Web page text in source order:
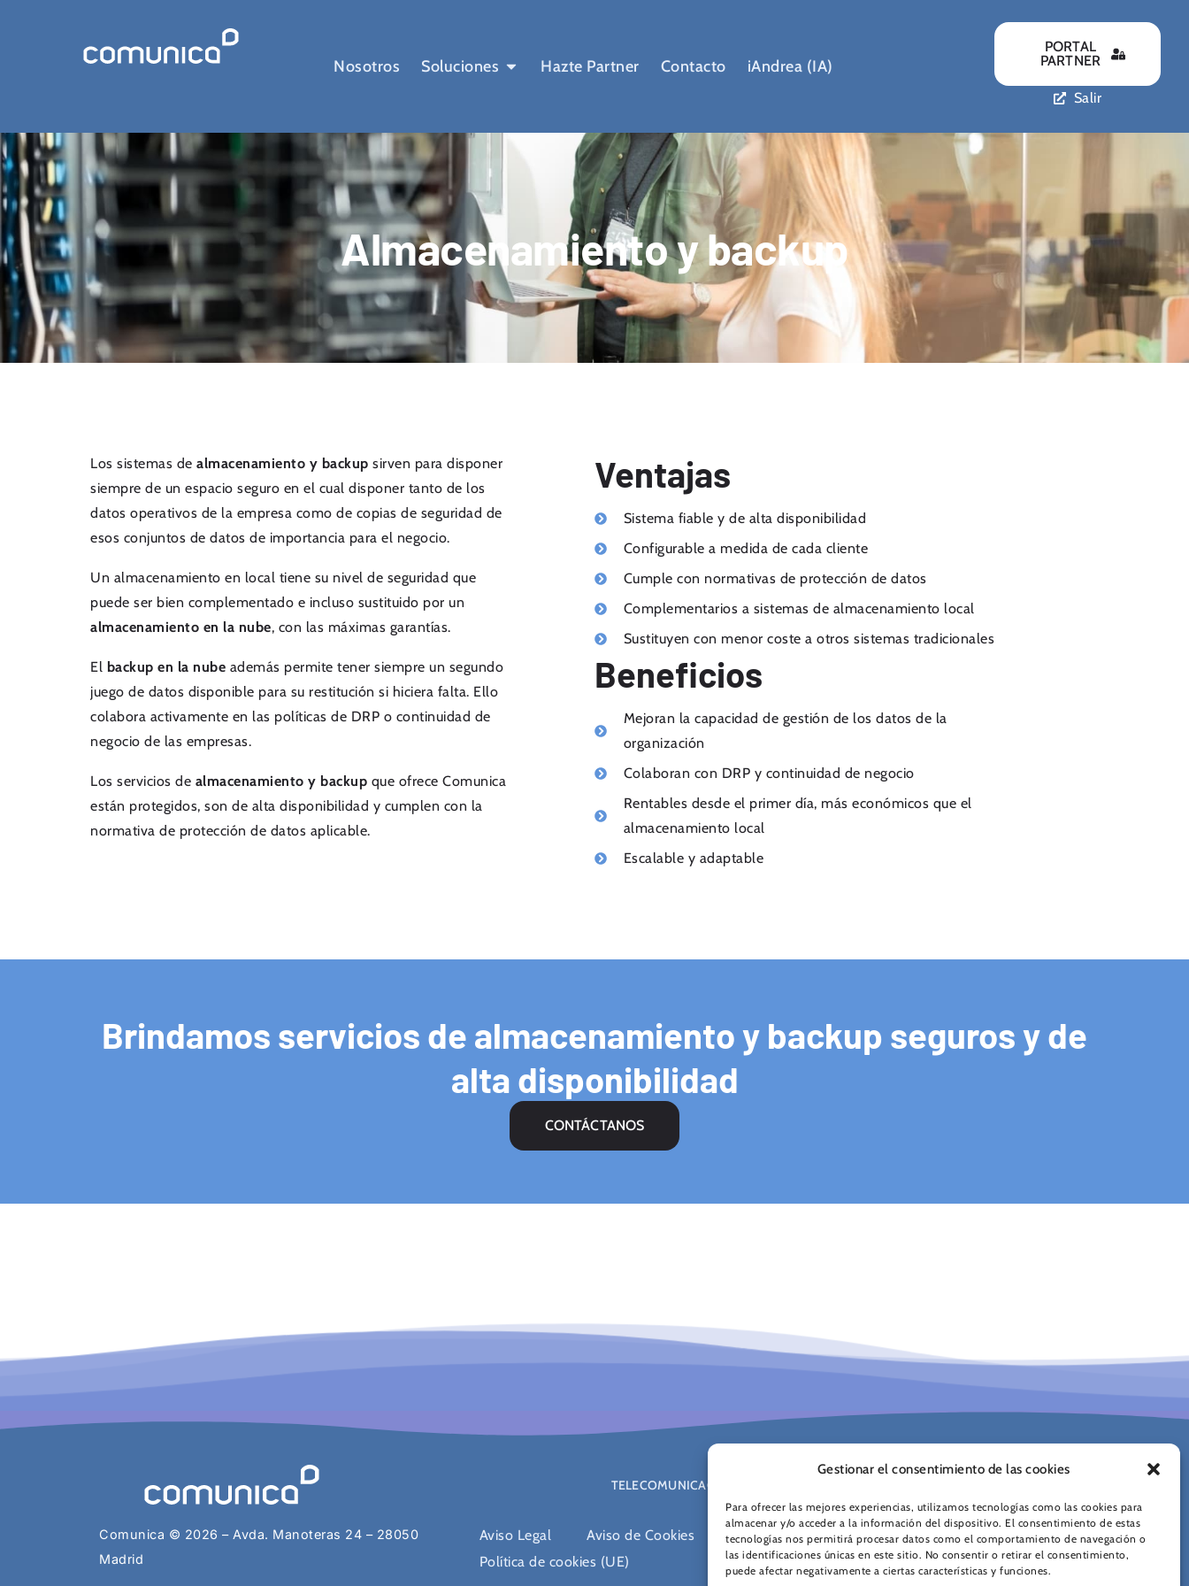
Gestionar el consentimiento de las cookies
Para ofrecer las mejores experiencias, utilizamos tecnologías como las cookies para
almacenar y/o acceder a la información del dispositivo. El consentimiento de estas
tecnologías nos permitirá procesar datos como el comportamiento de navegación o
las identificaciones únicas en este sitio. No consentir o retirar el consentimiento,
puede afectar negativamente a ciertas características y funciones.
Nosotros Soluciones Hazte Partner Contacto iAndrea (IA)
PORTAL
PARTNER
Salir
Almacenamiento y backup
Los sistemas de almacenamiento y backup sirven para disponer
siempre de un espacio seguro en el cual disponer tanto de los
datos operativos de la empresa como de copias de seguridad de
esos conjuntos de datos de importancia para el negocio.
Un almacenamiento en local tiene su nivel de seguridad que
puede ser bien complementado e incluso sustituido por un
almacenamiento en la nube, con las máximas garantías.
El backup en la nube además permite tener siempre un segundo
juego de datos disponible para su restitución si hiciera falta. Ello
colabora activamente en las políticas de DRP o continuidad de
negocio de las empresas.
Los servicios de almacenamiento y backup que ofrece Comunica
están protegidos, son de alta disponibilidad y cumplen con la
normativa de protección de datos aplicable.
Ventajas
Sistema fiable y de alta disponibilidad
Configurable a medida de cada cliente
Cumple con normativas de protección de datos
Complementarios a sistemas de almacenamiento local
Sustituyen con menor coste a otros sistemas tradicionales
Beneficios
Mejoran la capacidad de gestión de los datos de la
organización
Colaboran con DRP y continuidad de negocio
Rentables desde el primer día, más económicos que el
almacenamiento local
Escalable y adaptable
Brindamos servicios de almacenamiento y backup seguros y de
alta disponibilidad
CONTÁCTANOS
TELECOMUNICACIONES
Comunica © 2026 – Avda. Manoteras 24 – 28050
Madrid
Aviso Legal Aviso de Cookies
Política de Privacidad
Política de cookies (UE)